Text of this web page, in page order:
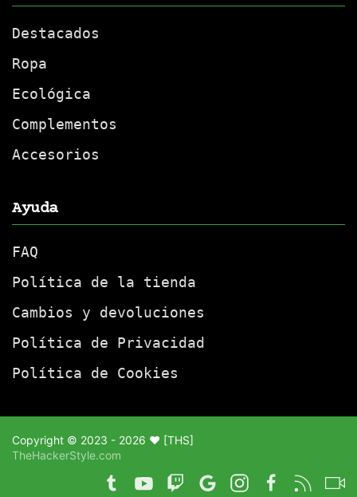
Destacados
Ropa
Ecológica
Complementos
Accesorios
Ayuda
FAQ
Política de la tienda
Cambios y devoluciones
Política de Privacidad
Política de Cookies
Copyright © 2023 - 2026 ♥ [THS]
TheHackerStyle.com